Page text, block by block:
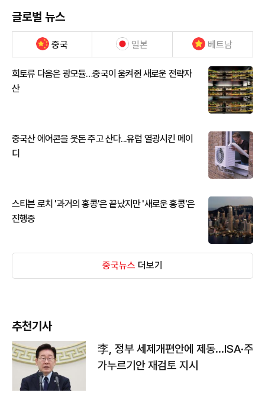
글로벌 뉴스
중국 일본 베트남
희토류 다음은 광모듈…중국이 움켜쥔 새로운 전략자
산
중국산 에어콘을 웃돈 주고 산다...유럽 열광시킨 메이
디
스티븐 로치 '과거의 홍콩'은 끝났지만 '새로운 홍콩'은
진행중
중국뉴스 더보기
추천기사
李, 정부 세제개편안에 제동…ISA·주
가누르기안 재검토 지시